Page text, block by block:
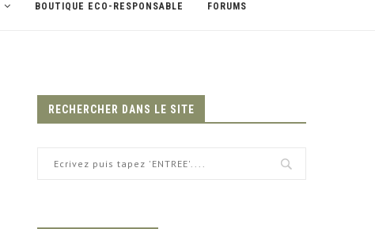
BOUTIQUE ECO-RESPONSABLE FORUMS
RECHERCHER DANS LE SITE